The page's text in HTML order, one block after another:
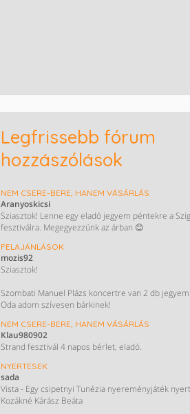
Legfrissebb fórum
hozzászólások
NEM CSERE-BERE, HANEM VÁSÁRLÁS
Aranyoskicsi
Sziasztok! Lenne egy eladó jegyem péntekre a
fesztiválra. Megegyezzünk az árban 😊
FELAJÁNLÁSOK
mozis92
Sziasztok!
Szombati Manuel Plázs koncertre van 2 db jegyem!
Oda adom szívesen bárkinek!
NEM CSERE-BERE, HANEM VÁSÁRLÁS
Klau980902
Strand fesztivál 4 napos bérlet, eladó.
NYERTESEK
sada
Vista - Egy csipetnyi Tunézia nyereményjáték
Kozákné Kárász Beáta